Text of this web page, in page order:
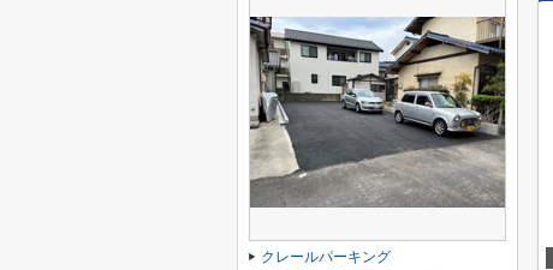
クレールパーキング